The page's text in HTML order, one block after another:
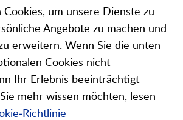
um unsere Dienste zu
Angebote zu machen und
erweitern. Wenn Sie die unten
Cookies nicht
Ihr Erlebnis beeinträchtigt
mehr wissen möchten, lesen
Richtlinie